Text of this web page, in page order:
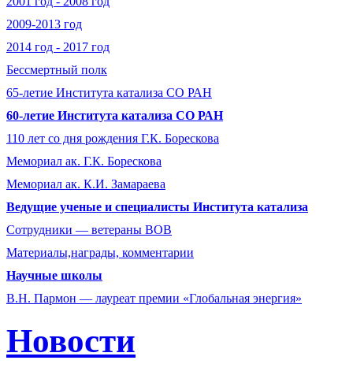
2009-2013 год
2014 год - 2017 год
Бессмертный полк
65-летие Института катализа СО РАН
60-летие Института катализа СО РАН
110 лет со дня рождения Г.К. Борескова
Мемориал ак. Г.К. Борескова
Мемориал ак. К.И. Замараева
Ведущие ученые и специалисты Института катализа
Сотрудники ― ветераны ВОВ
Материалы,награды, комментарии
Научные школы
В.Н. Пармон — лауреат премии «Глобальная энергия»
Новости